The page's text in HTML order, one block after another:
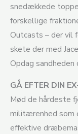
snedækkede
forskellige
Outcasts – der vil
skete der med
Opdag
GÅ EFTER DIN
Mød de hårdeste
militærenhed som
effektive